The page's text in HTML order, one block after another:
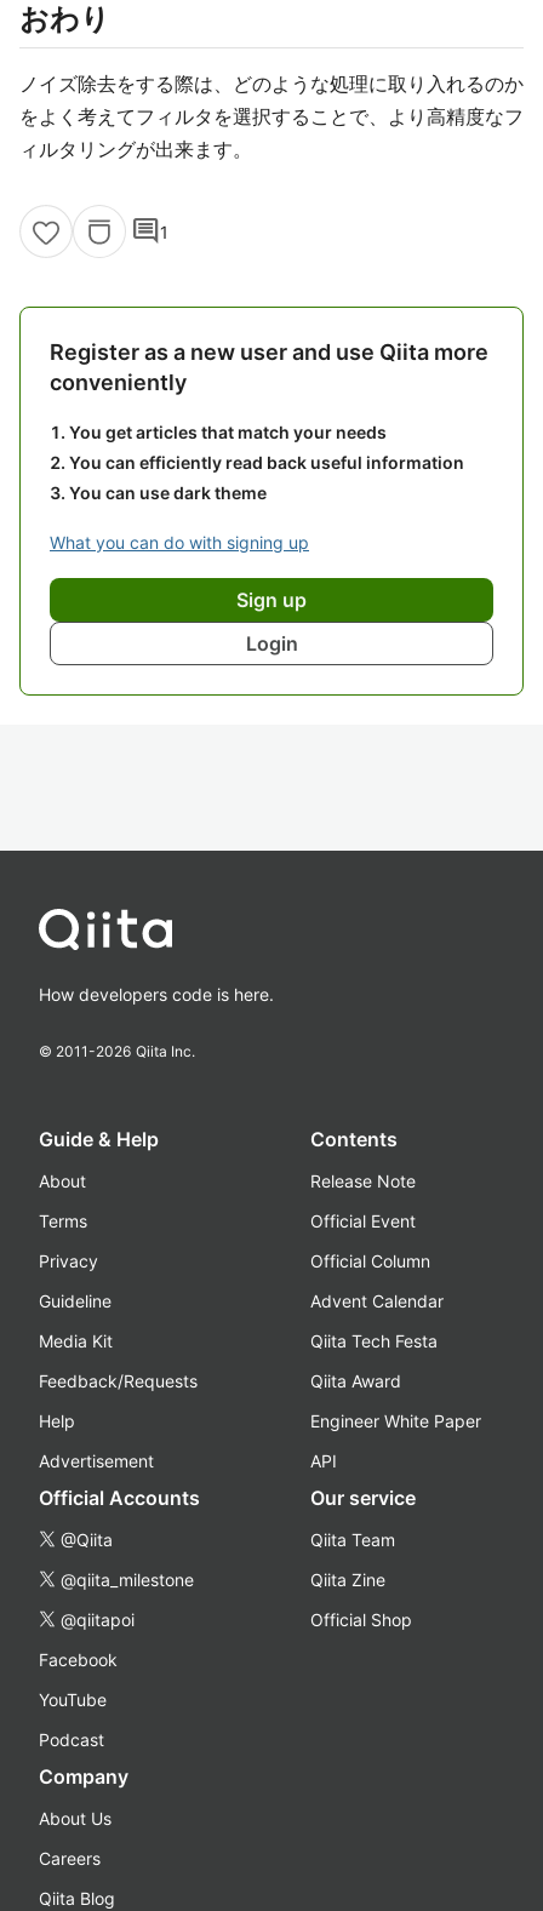
おわり
ノイズ除去をする際は、どのような処理に取り入れるのか
をよく考えてフィルタを選択することで、より高精度なフ
ィルタリングが出来ます。
comment1
Register as a new user and use Qiita more
conveniently
You get articles that match your needs
You can efficiently read back useful information
You can use dark theme
What you can do with signing up
Sign up
Login
How developers code is here.
© 2011-2026 Qiita Inc.
Guide & Help
About
Terms
Privacy
Guideline
Media Kit
Feedback/Requests
Help
Advertisement
Contents
Release Note
Official Event
Official Column
Advent Calendar
Qiita Tech Festa
Qiita Award
Engineer White Paper
API
Official Accounts
@Qiita
@qiita_milestone
@qiitapoi
Facebook
YouTube
Podcast
Our service
Qiita Team
Qiita Zine
Official Shop
Company
About Us
Careers
Qiita Blog